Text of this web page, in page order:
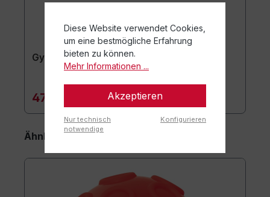
Gymnastikmatte TOGU JumpYone
47,90 €*
Ähnliche Artikel
Diese Website verwendet Cookies,
um eine bestmögliche Erfahrung
bieten zu können.
Mehr Informationen ...
Akzeptieren
Nur technisch
notwendige
Konfigurieren